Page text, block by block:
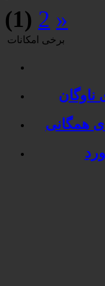
(1) 2 »
برخی امکانات
ناوگان
همگانی